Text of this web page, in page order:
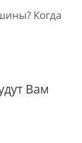
Когда
Вам